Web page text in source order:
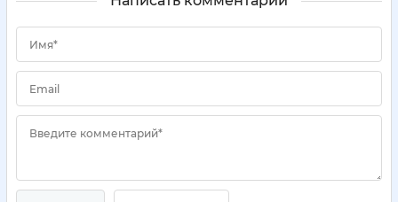
Имя*
Email
Введите комментарий*